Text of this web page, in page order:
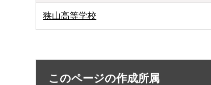
狭山高等学校
このページの作成所属